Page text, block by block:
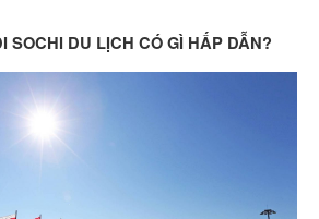
SOCHI DU LỊCH CÓ GÌ HẤP DẪN?